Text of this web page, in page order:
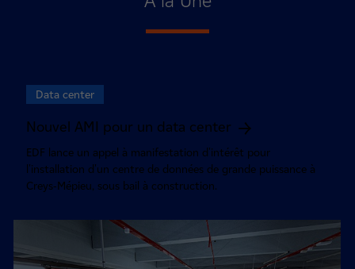
Data center
Nouvel AMI pour un data center
EDF lance un appel à manifestation d'intérêt pour
l'installation d'un centre de données de grande puissance à
Creys-Mépieu, sous bail à construction.